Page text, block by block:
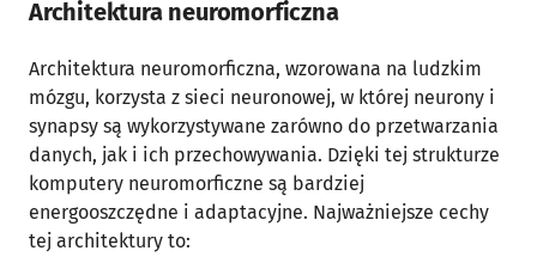
Architektura neuromorficzna
Architektura neuromorficzna, wzorowana na ludzkim
mózgu, korzysta z sieci neuronowej, w której neurony i
synapsy są wykorzystywane zarówno do przetwarzania
danych, jak i ich przechowywania. Dzięki tej strukturze
komputery neuromorficzne są bardziej
energooszczędne i adaptacyjne. Najważniejsze cechy
tej architektury to: